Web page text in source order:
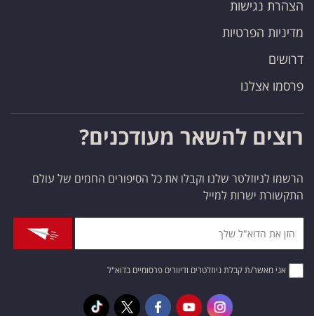
הצהרת נגישות
מדיניות הפרטיות
דרושים
פרסמו אצלנו
רוצים להשאר מעודכנים?
הרשמו לניוזלטר שלנו וקבלו את כל הסיפורים החמים של עולם
התקשורת ישרות למייל
אני מאשר/ת קבלת ניוזלטרים ודיוורים פרסומיים בדוא"ל